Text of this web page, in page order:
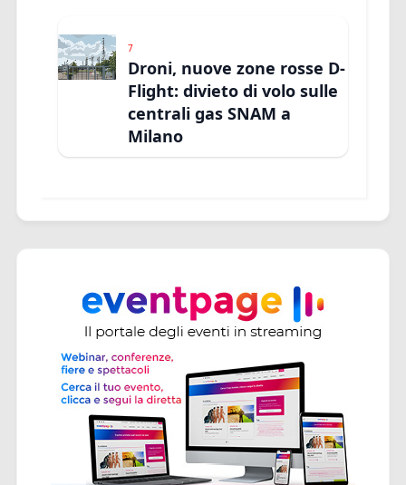
7
Droni, nuove zone rosse D-
Flight: divieto di volo sulle
centrali gas SNAM a
Milano